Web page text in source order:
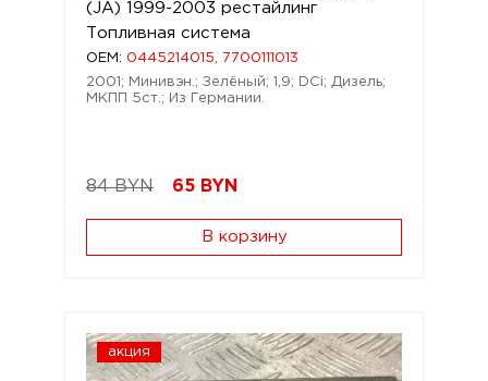
(JA) 1999-2003 рестайлинг
Топливная система
OEM: 0445214015, 7700111013
2001; Минивэн.; Зелёный; 1,9; DCi; Дизель;
МКПП 5ст.; Из Германии.
84 BYN 65 BYN
В корзину
акция